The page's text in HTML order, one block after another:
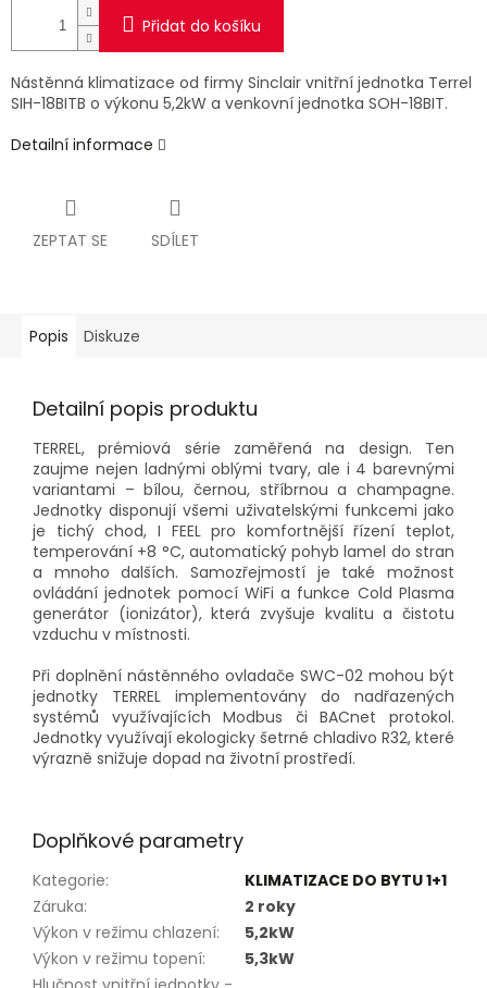
Přidat do košíku
Nástěnná klimatizace od firmy Sinclair vnitřní jednotka Terrel
SIH-18BITB o výkonu 5,2kW a venkovní jednotka SOH-18BIT.
Detailní informace
ZEPTAT SE SDÍLET
Popis Diskuze
Detailní popis produktu
TERREL, prémiová série zaměřená na design. Ten
zaujme nejen ladnými oblými tvary, ale i 4 barevnými
variantami – bílou, černou, stříbrnou a champagne.
Jednotky disponují všemi uživatelskými funkcemi jako
je tichý chod, I FEEL pro komfortnější řízení teplot,
temperování +8 °C, automatický pohyb lamel do stran
a mnoho dalších. Samozřejmostí je také možnost
ovládání jednotek pomocí WiFi a funkce Cold Plasma
generátor (ionizátor), která zvyšuje kvalitu a čistotu
vzduchu v místnosti.
Při doplnění nástěnného ovladače SWC-02 mohou být
jednotky TERREL implementovány do nadřazených
systémů využívajících Modbus či BACnet protokol.
Jednotky využívají ekologicky šetrné chladivo R32, které
výrazně snižuje dopad na životní prostředí.
Doplňkové parametry
Kategorie:
KLIMATIZACE DO BYTU 1+1
Záruka:
2 roky
Výkon v režimu chlazení:
5,2kW
Výkon v režimu topení:
5,3kW